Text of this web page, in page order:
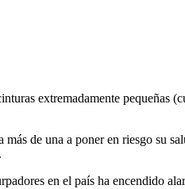
extremadamente pequeñas
de una a poner en riesgo su
en el país ha encendido